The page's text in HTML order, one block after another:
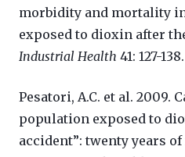
morbidity and mortality
exposed to dioxin after
Industrial Health 41: 127-138.
Pesatori, A.C. et al. 2009.
population exposed to
accident”: twenty years